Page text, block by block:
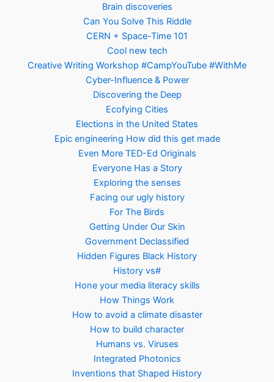
Brain discoveries
Can You Solve This Riddle
CERN + Space-Time 101
Cool new tech
Creative Writing Workshop #CampYouTube #WithMe
Cyber-Influence & Power
Discovering the Deep
Ecofying Cities
Elections in the United States
Epic engineering How did this get made
Even More TED-Ed Originals
Everyone Has a Story
Exploring the senses
Facing our ugly history
For The Birds
Getting Under Our Skin
Government Declassified
Hidden Figures Black History
History vs#
Hone your media literacy skills
How Things Work
How to avoid a climate disaster
How to build character
Humans vs. Viruses
Integrated Photonics
Inventions that Shaped History